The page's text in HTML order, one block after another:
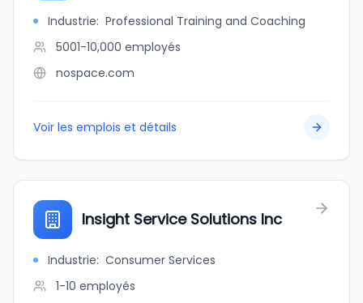
Industrie: Professional Training and Coaching
5001-10,000 employés
nospace.com
Voir les emplois et détails
Insight Service Solutions Inc
Industrie: Consumer Services
1-10 employés